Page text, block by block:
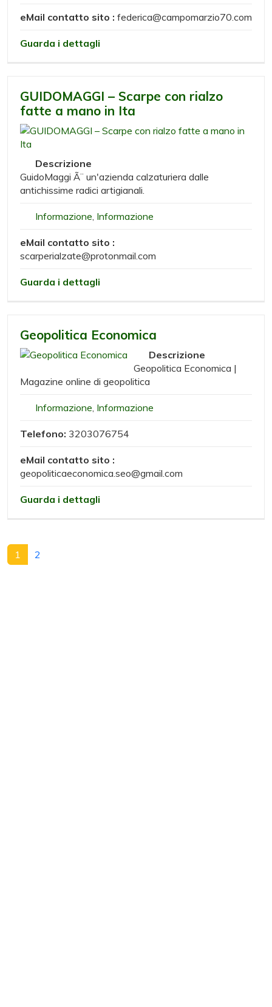
eMail contatto sito : federica@campomarzio70.com
Guarda i dettagli
GUIDOMAGGI – Scarpe con rialzo
fatte a mano in Ita
Descrizione
GuidoMaggi Ã¨ un'azienda calzaturiera dalle
antichissime radici artigianali.
Informazione Informazione
eMail contatto sito :
scarperialzate@protonmail.com
Guarda i dettagli
Geopolitica Economica
Descrizione
Geopolitica Economica |
Magazine online di geopolitica
Informazione Informazione
Telefono: 3203076754
eMail contatto sito :
geopoliticaeconomica.seo@gmail.com
Guarda i dettagli
1 2